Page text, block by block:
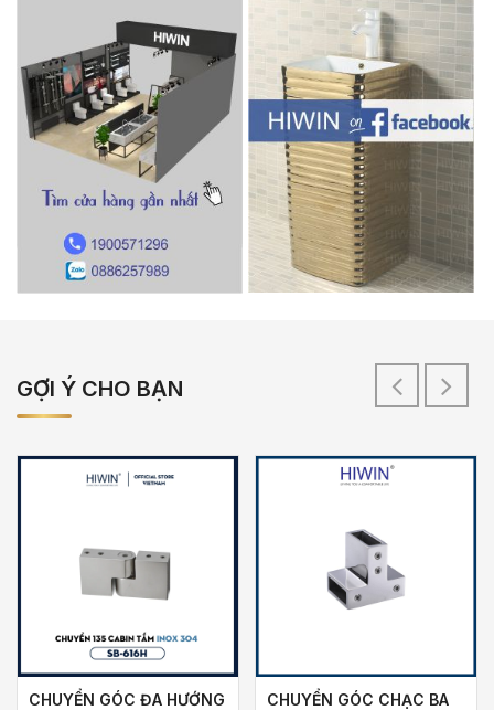
GỢI Ý CHO BẠN
CHUYỂN GÓC ĐA HƯỚNG
CHUYỂN GÓC CHẠC BA